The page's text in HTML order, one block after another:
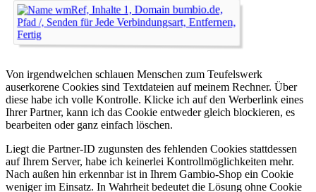
Von irgendwelchen schlauen Menschen zum Teufelswerk
auserkorene Cookies sind Textdateien auf meinem Rechner. Über
diese habe ich volle Kontrolle. Klicke ich auf den Werberlink eines
Ihrer Partner, kann ich das Cookie entweder gleich blockieren, es
bearbeiten oder ganz einfach löschen.
Liegt die Partner-ID zugunsten des fehlenden Cookies stattdessen
auf Ihrem Server, habe ich keinerlei Kontrollmöglichkeiten mehr.
Nach außen hin erkennbar ist in Ihrem Gambio-Shop ein Cookie
weniger im Einsatz. In Wahrheit bedeutet die Lösung ohne Cookie